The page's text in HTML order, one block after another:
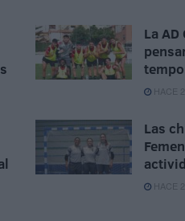
La
HACE
Las
HACE 2